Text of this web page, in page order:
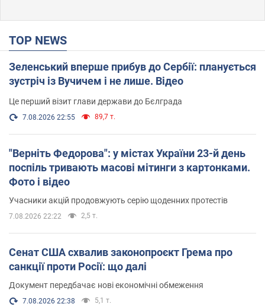
TOP NEWS
Зеленський вперше прибув до Сербії: планується
зустріч із Вучичем і не лише. Відео
Це перший візит глави держави до Бєлграда
7.08.2026 22:55 89,7 т.
"Верніть Федорова": у містах України 23-й день
поспіль тривають масові мітинги з картонками.
Фото і відео
Учасники акцій продовжують серію щоденних протестів
7.08.2026 22:22 2,5 т.
Сенат США схвалив законопроєкт Грема про
санкції проти Росії: що далі
Документ передбачає нові економічні обмеження
7.08.2026 22:38 5,1 т.